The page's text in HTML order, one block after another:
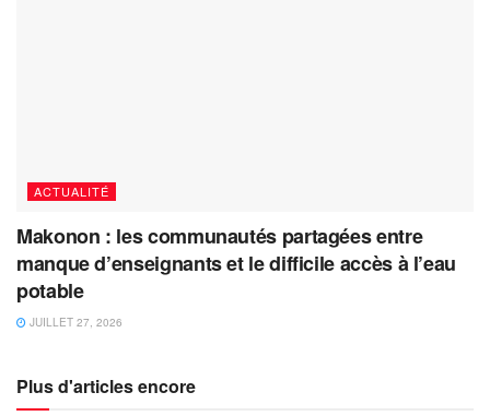
ACTUALITÉ
Makonon : les communautés partagées entre
manque d’enseignants et le difficile accès à l’eau
potable
JUILLET 27, 2026
Plus d'articles encore